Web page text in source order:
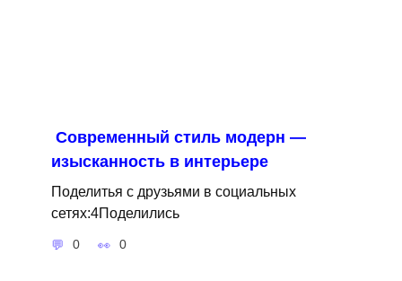
Современный стиль модерн —
изысканность в интерьере
Поделитья с друзьями в социальных
сетях:4Поделились
0 0